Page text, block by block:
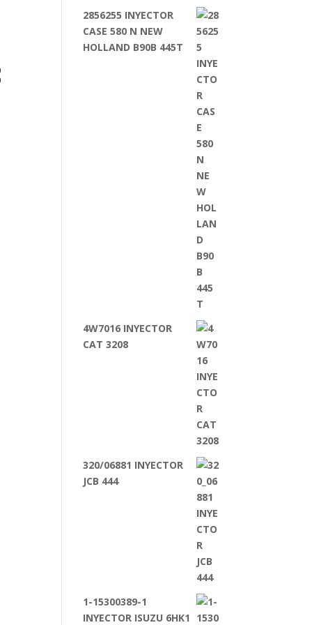
2856255 INYECTOR
CASE 580 N NEW
HOLLAND B90B 445T
4W7016 INYECTOR
CAT 3208
320/06881 INYECTOR
JCB 444
1-15300389-1
INYECTOR ISUZU 6HK1